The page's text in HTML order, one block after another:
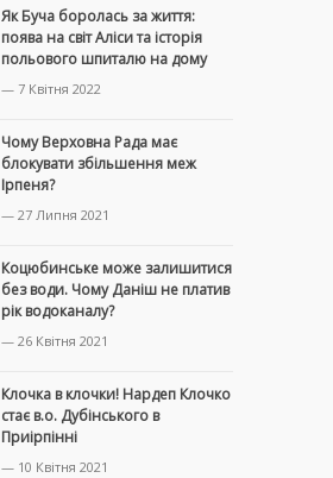
Як Буча боролась за життя:
поява на світ Аліси та історія
польового шпиталю на дому
— 7 Квітня 2022
Чому Верховна Рада має
блокувати збільшення меж
Ірпеня?
— 27 Липня 2021
Коцюбинське може залишитися
без води. Чому Даніш не платив
рік водоканалу?
— 26 Квітня 2021
Клочка в клочки! Нардеп Клочко
стає в.о. Дубінського в
Приірпінні
— 10 Квітня 2021